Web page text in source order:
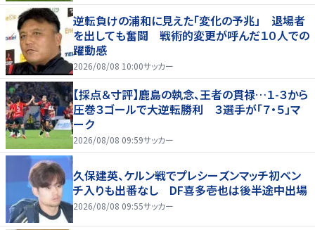
逆転負けの浦和に見えた「変化の予兆」 退場者
を出しても奮闘 戦術的変更が呼んだ１０人での
躍動感
2026/08/08 10:00サッカー
【採点＆寸評】鹿島の執念、王者の貫禄…１-３から
圧巻３ゴールで大逆転勝利 ３選手が「７・５」マ
ーク
2026/08/08 09:59サッカー
久保建英、ケルン戦でプレシーズンマッチ初ベン
チ入りも出番なし DF喜多壱也は後半途中出場
2026/08/08 09:55サッカー